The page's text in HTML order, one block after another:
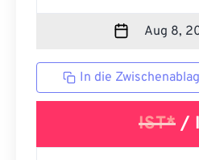
In die
IST*/